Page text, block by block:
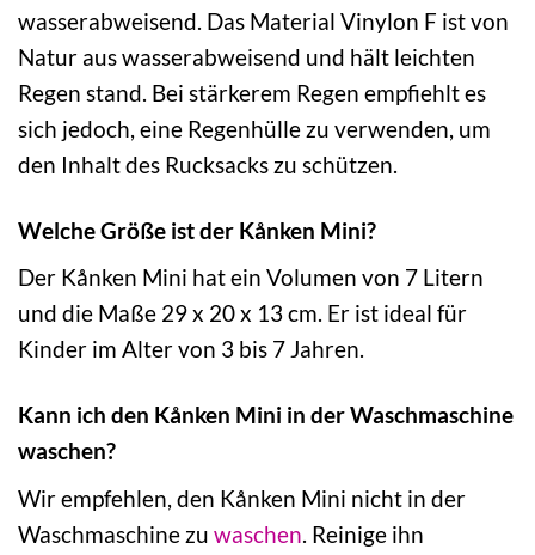
wasserabweisend. Das Material Vinylon F ist von
Natur aus wasserabweisend und hält leichten
Regen stand. Bei stärkerem Regen empfiehlt es
sich jedoch, eine Regenhülle zu verwenden, um
den Inhalt des Rucksacks zu schützen.
Welche Größe ist der Kånken Mini?
Der Kånken Mini hat ein Volumen von 7 Litern
und die Maße 29 x 20 x 13 cm. Er ist ideal für
Kinder im Alter von 3 bis 7 Jahren.
Kann ich den Kånken Mini in der Waschmaschine
waschen?
Wir empfehlen, den Kånken Mini nicht in der
Waschmaschine zu waschen. Reinige ihn